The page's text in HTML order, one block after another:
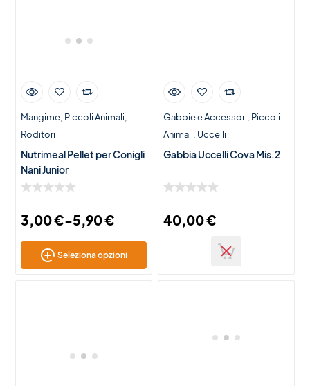
Mangime Piccoli Animali
Roditori
Nutrimeal Pellet per Conigli
Nani Junior
3,00€-5,90€
Seleziona opzioni
Gabbie e Accessori Piccoli
Animali Uccelli
Gabbia Uccelli Cova Mis.2
40,00€